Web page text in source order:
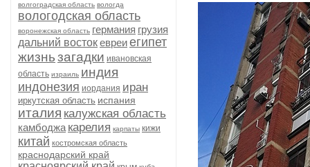
волгоградская область вологда
вологодская область
воронежская область германия грузия
дальний востокевреиегипет
жизньзагадки ивановская
область израиль индия
индонезия иордания иран
иркутская область испания
италия калужская область
камбоджа карелия карпаты кижи
китай костромская область
краснодарский край